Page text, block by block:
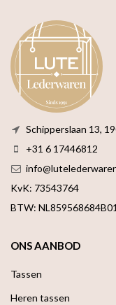
Schipperslaan 13,
+31 6 17446812
KvK: 73543764
BTW:
ONS AANBOD
Tassen
Heren tassen